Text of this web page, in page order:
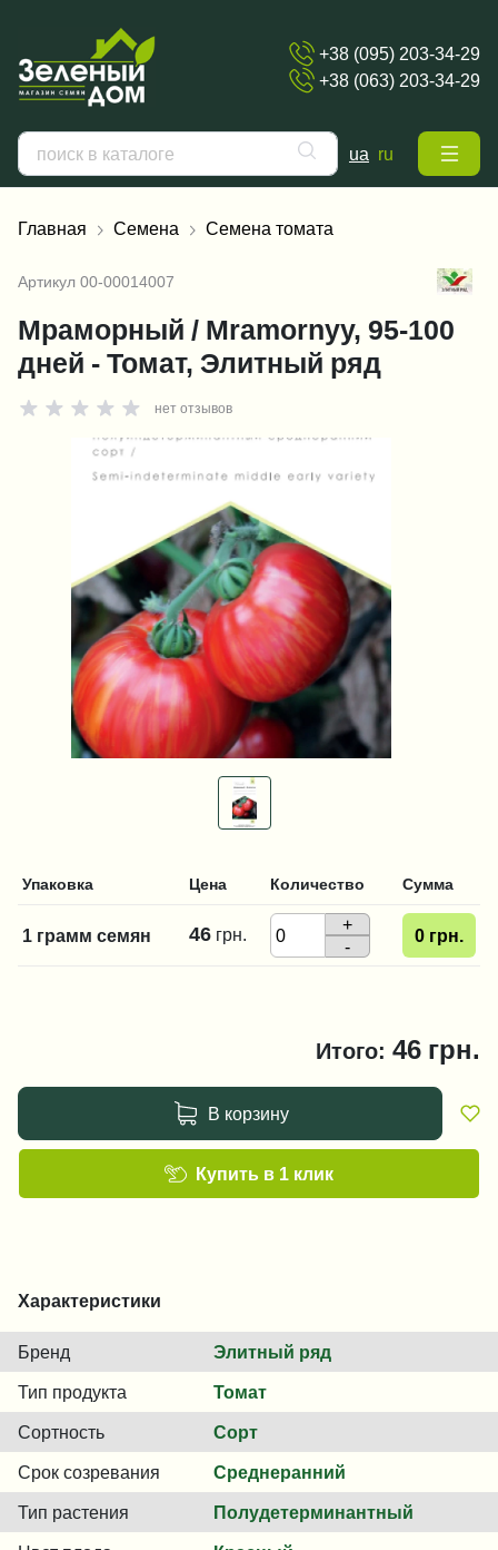
+38 (095) 203-34-29
+38 (063) 203-34-29
ua ru
Главная Семена Семена томата
Артикул 00-00014007
Мраморный / Mramornyy, 95-100
дней - Томат, Элитный ряд
нет отзывов
Упаковка Цена Количество Сумма
1 грамм семян 46 грн.
+
-
0 грн.
Итого: 46 грн.
В корзину
Купить в 1 клик
Характеристики
Бренд Элитный ряд
Тип продукта Томат
Сортность Сорт
Срок созревания Среднеранний
Тип растения Полудетерминантный